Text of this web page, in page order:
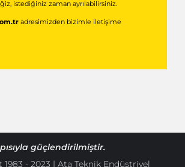
istediğiniz zaman ayrılabilirsiniz.
adresimizden bizimle iletişime
güçlendirilmiştir.
- 2023 | Ata Teknik Endüstriyel